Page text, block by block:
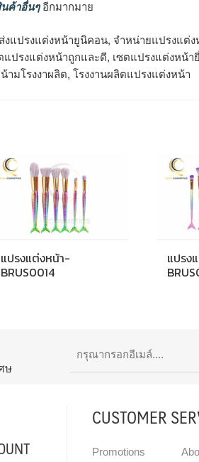
ค้าอื่นๆอีกมากมาย
แปรงแต่งหน้ายูนิคอน, จำหน่ายแปรงแต่
แปรงแต่งหน้าถูกและดี, เซตแปรงแต่งหน้
ามโรงงาผลิต, โรงงานผลิตแปรงแต่งหน้า
แปรงแต่งหน้า-
BRUS0014
แปรง
ษ
CUSTOMER
Promotions